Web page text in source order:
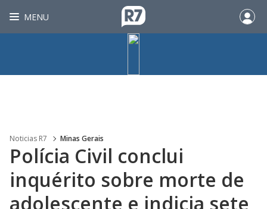
MENU
Noticias R7 Minas Gerais
Polícia Civil conclui
inquérito sobre morte de
adolescente e indicia sete